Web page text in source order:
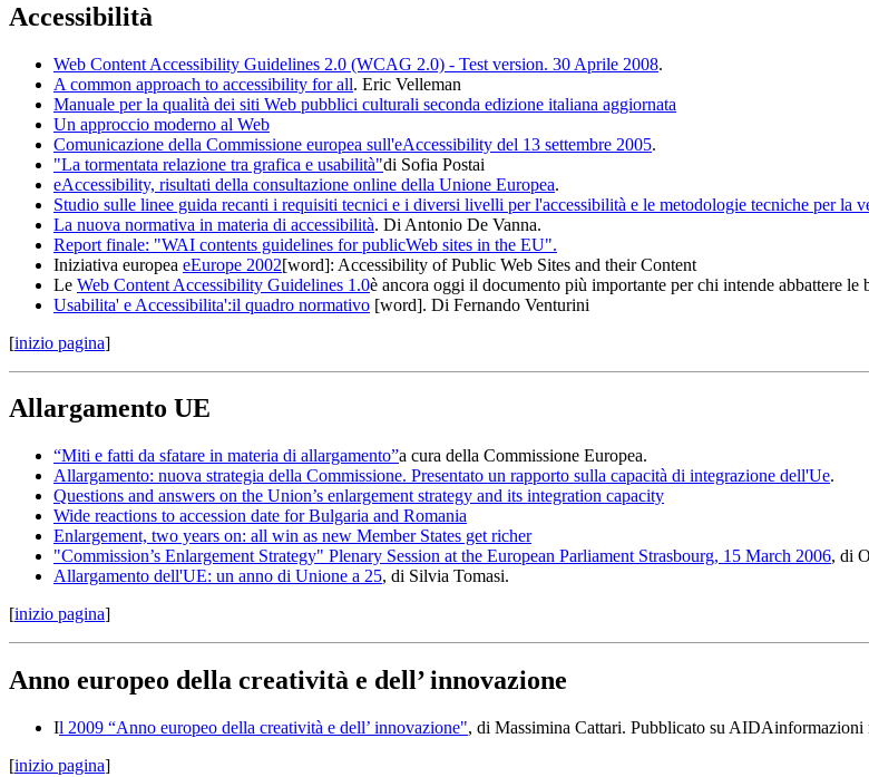
Accessibilità
Web Content Accessibility Guidelines 2.0 (WCAG 2.0) - Test version. 30 Aprile 2008.
A common approach to accessibility for all. Eric Velleman
Manuale per la qualità dei siti Web pubblici culturali seconda edizione italiana aggiornata
Un approccio moderno al Web
Comunicazione della Commissione europea sull'eAccessibility del 13 settembre 2005.
"La tormentata relazione tra grafica e usabilità"di Sofia Postai
eAccessibility, risultati della consultazione online della Unione Europea.
Studio sulle linee guida recanti i requisiti tecnici e i diversi livelli per l'accessibilità e le metodologie tecniche per la
La nuova normativa in materia di accessibilità. Di Antonio De Vanna.
Report finale: "WAI contents guidelines for publicWeb sites in the EU".
Iniziativa europea eEurope 2002[word]: Accessibility of Public Web Sites and their Content
Le Web Content Accessibility Guidelines 1.0è ancora oggi il documento più importante per chi intende abbattere le
Usabilita' e Accessibilita':il quadro normativo [word]. Di Fernando Venturini
[inizio pagina]
Allargamento UE
“Miti e fatti da sfatare in materia di allargamento”a cura della Commissione Europea.
Allargamento: nuova strategia della Commissione. Presentato un rapporto sulla capacità di integrazione dell'Ue.
Questions and answers on the Union’s enlargement strategy and its integration capacity
Wide reactions to accession date for Bulgaria and Romania
Enlargement, two years on: all win as new Member States get richer
"Commission’s Enlargement Strategy" Plenary Session at the European Parliament Strasbourg, 15 March 2006, di
Allargamento dell'UE: un anno di Unione a 25, di Silvia Tomasi.
[inizio pagina]
Anno europeo della creatività e dell’ innovazione
Il 2009 “Anno europeo della creatività e dell’ innovazione", di Massimina Cattari. Pubblicato su AIDAinformazioni
[inizio pagina]